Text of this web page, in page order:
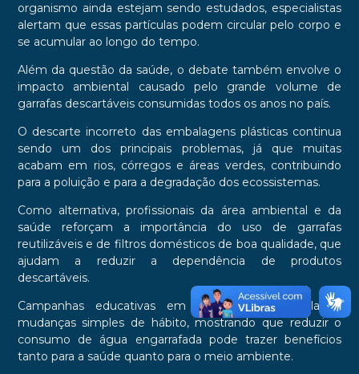
organismo ainda estejam sendo estudados, especialistas
alertam que essas partículas podem circular pelo corpo e
se acumular ao longo do tempo.
Além da questão da saúde, o debate também envolve o
impacto ambiental causado pelo grande volume de
garrafas descartáveis consumidas todos os anos no país.
O descarte incorreto das embalagens plásticas continua
sendo um dos principais problemas, já que muitas
acabam em rios, córregos e áreas verdes, contribuindo
para a poluição e para a degradação dos ecossistemas.
Como alternativa, profissionais da área ambiental e da
saúde reforçam a importância do uso de garrafas
reutilizáveis e de filtros domésticos de boa qualidade, que
ajudam a reduzir a dependência de produtos
descartáveis.
Campanhas educativas em 2026 vêm estimulando
mudanças simples de hábito, mostrando que reduzir o
consumo de água engarrafada pode trazer benefícios
tanto para a saúde quanto para o meio ambiente.